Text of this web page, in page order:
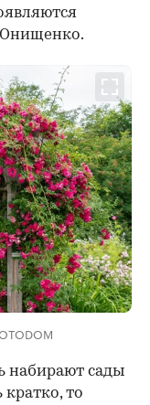
набирают сады
кратко, то